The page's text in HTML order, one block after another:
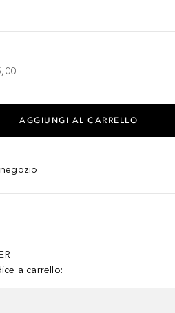
AGGIUNGI AL CARRELLO
a carrello: